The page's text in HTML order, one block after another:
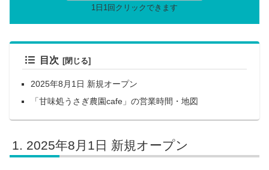
目次
2025年8月1日 新規オープン
「甘味処うさぎ農園cafe」の営業時間・地図
2025年8月1日 新規オープン